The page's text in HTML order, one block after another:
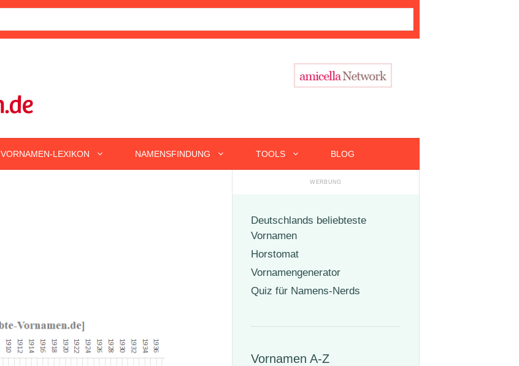
VORNAMEN-LEXIKON NAMENSFINDUNG TOOLS BLOG
Deutschlands beliebteste
Vornamen
Horstomat
Vornamengenerator
Quiz für Namens-Nerds
Vornamen A-Z